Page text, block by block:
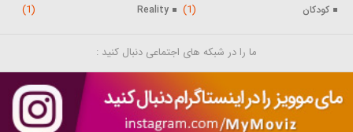
کودکان (1)
Reality
(1)
ما را در شبکه های اجتماعی دنبال کنید :